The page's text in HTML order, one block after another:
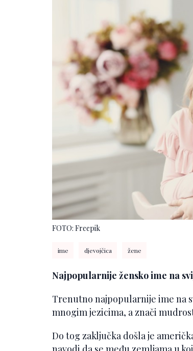
FOTO: Freepik
ime djevojčica žene
Najpopularnije žensko ime na
Trenutno najpopularnije ime na
mnogim jezicima, a znači
Do tog zaključka došla je